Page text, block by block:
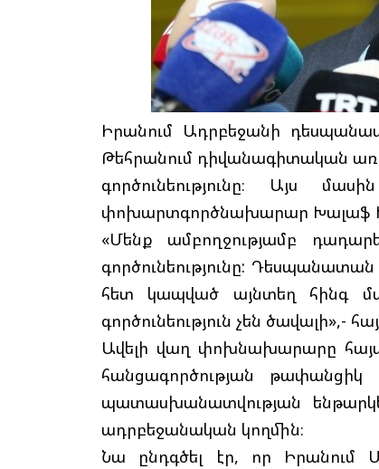
Իրանում Ադրբեջանի
Թեհրանում դիվանագիտական
գործունեությունը։ Այս
փոխարտգործնախարար Խալաֆ
«Մենք ամբողջությամբ
գործունեությունը:
հետ կապված այնտեղ հինգ
գործունեություն չեն ծավալի»,-
Ավելի վաղ փոխնախարարը
հանցագործության թափանցիկ
պատասխանատվության
ադրբեջանական կողմին։
Նա ընդգծել էր, որ Իրանում